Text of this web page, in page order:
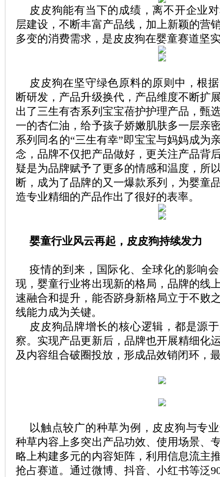
皮皮狗能有当下的成绩，离不开企业
层建设，不断丰富产品线，加上新颖的营
多变的消费需求，是皮皮狗在婴童赛道坚
皮皮狗在坚守绿色原料的原则中，根
断研发，产品升级换代，产品维度不断扩
出了三生有杏系列宝宝蓓护护理产品，甄
一的杏仁油，给予孩子娇嫩肌肤多一层亲
系列同名的“三生有幸”即宝宝与妈妈成为
念，品牌不仅把产品做好，更关注产品背
疑是为品牌赋予了更多的情感和温度，所
断，成为了品牌的又一爆款系列，为婴童
造专业精细的产品作出了很好的表率。
婴童行业风云再起 ， 皮皮狗持续发力
疫情的到来，国际化、全球化的影响
现，婴童行业将出现新的格局，品牌的线
速融合和提升，能否跻身新格局立于不败
线能力成为关键。
皮皮狗品牌增长的核心逻辑，都是源
察。实现产品更新后，品牌也开展精细化
及内容组合破圈投放，形成品效销闭环，
以触点较广的种草为例，皮皮狗与专
种草内容上多突出产品功效、使用场景、
略上构建多元的内容矩阵，利用信息流主
抢占赛道。通过微博、抖音、小红书等泛